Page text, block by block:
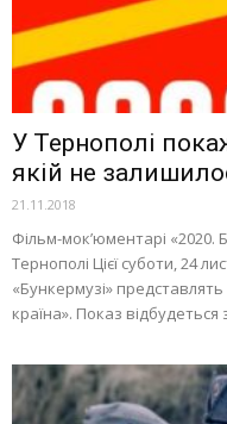
У Тернополі
якій не
21.11.2018
Фільм-мок’юментарі
Тернополі Цієї суботи, 24
«Бункермузі»
країна». Показ